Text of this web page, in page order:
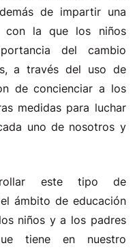
de impartir una
con la que los niños
del cambio
a través del uso de
de concienciar a los
medidas para luchar
uno de nosotros y
este tipo de
ámbito de educación
niños y a los padres
tiene en nuestro